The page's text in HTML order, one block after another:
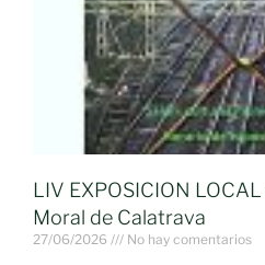
LIV EXPOSICION
Moral de Calatrava
27/06/2026 No hay comentarios